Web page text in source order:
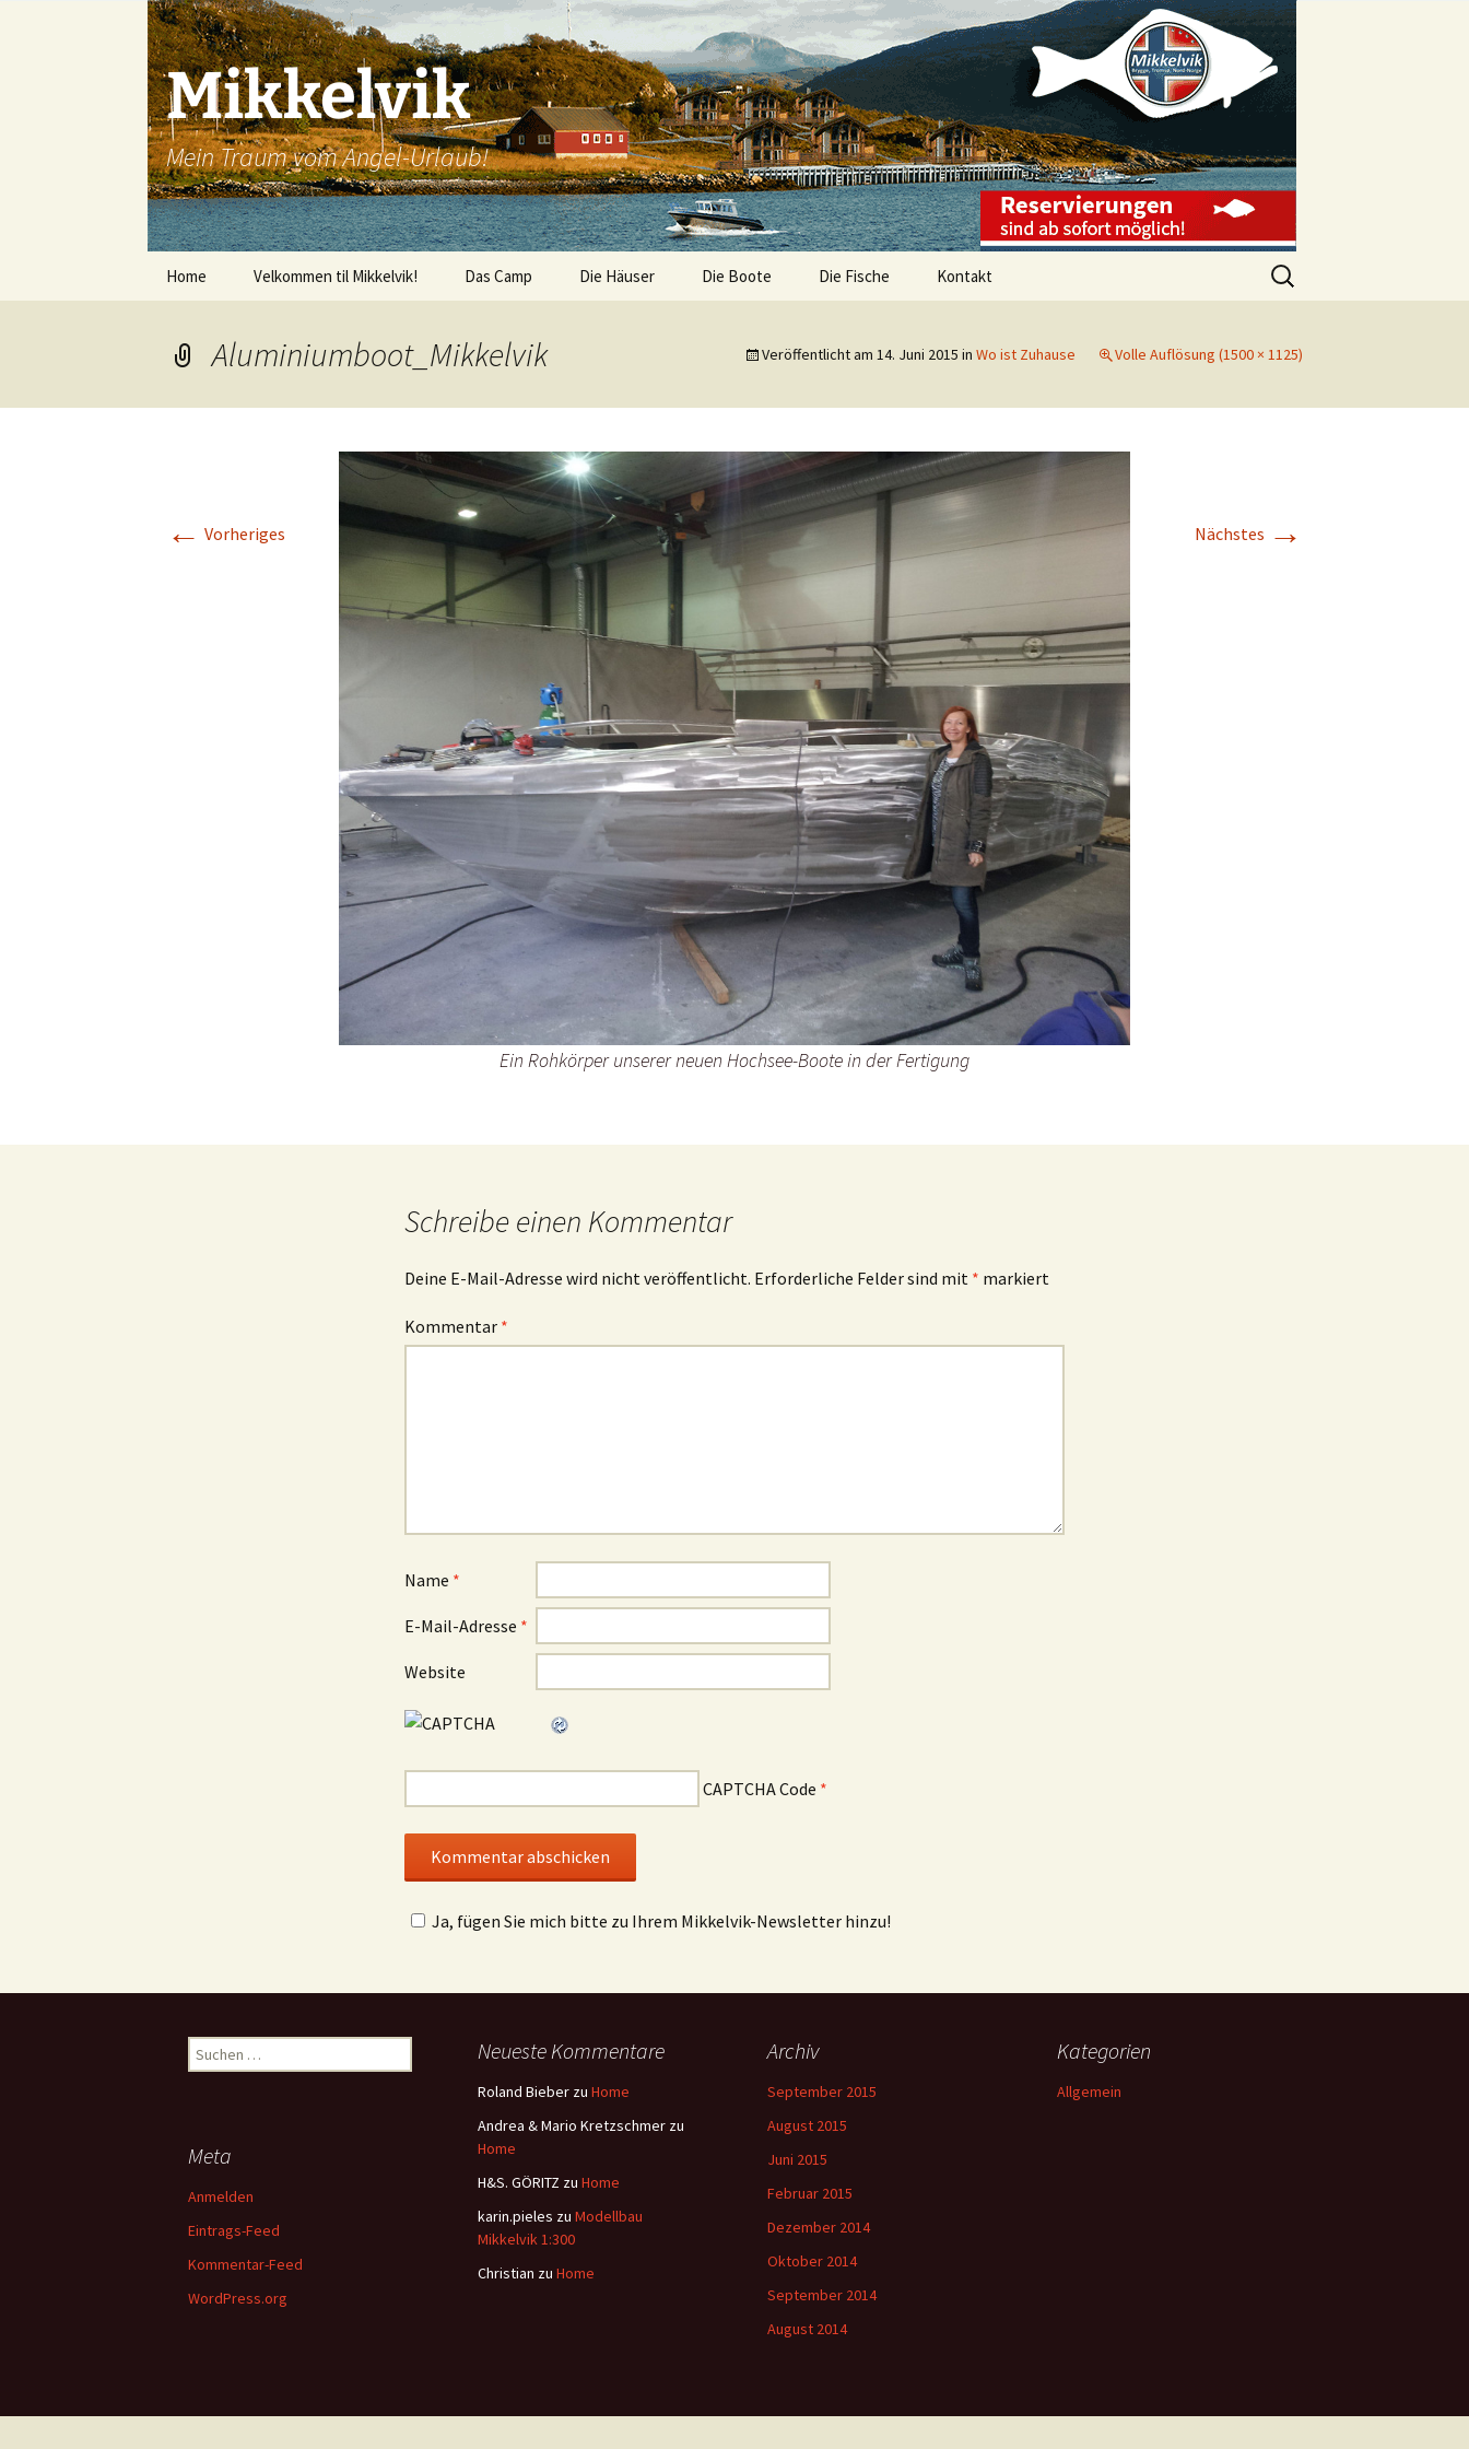
Mikkelvik
Mein Traum vom Angel-Urlaub!
Home Velkommen til Mikkelvik! Das Camp Die Häuser Die Boote Die Fische Kontakt
Suchen
nach:
Aluminiumboot_Mikkelvik Veröffentlicht am 14. Juni 2015 in Wo ist Zuhause Volle Auflösung (1500 × 1125)
← Vorheriges Nächstes →
Ein Rohkörper unserer neuen Hochsee-Boote in der Fertigung
Schreibe einen Kommentar
Deine E-Mail-Adresse wird nicht veröffentlicht. Erforderliche Felder sind mit * markiert
Kommentar *
Name *
E-Mail-Adresse *
Website
CAPTCHA Code *
Ja, fügen Sie mich bitte zu Ihrem Mikkelvik-Newsletter hinzu!
Suchen
nach:
Neueste Kommentare
Roland Bieber zu Home
Andrea & Mario Kretzschmer zu
Home
H&S. GÖRITZ zu Home
karin.pieles zu Modellbau
Mikkelvik 1:300
Christian zu Home
Archiv
September 2015
August 2015
Juni 2015
Februar 2015
Dezember 2014
Oktober 2014
September 2014
August 2014
Kategorien
Allgemein
Meta
Anmelden
Eintrags-Feed
Kommentar-Feed
WordPress.org